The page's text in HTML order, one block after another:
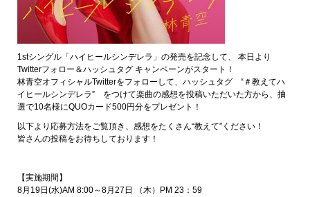
1stシングル「ハイヒールシンデレラ」の発売を記念して、 本日より
Twitterフォロー＆ハッシュタグ キャンペーンがスタート！
林青空オフィシャルTwitterをフォローして、ハッシュタグ “＃教えてハ
イヒールシンデレラ” をつけて楽曲の感想を投稿いただいた方から、抽
選で10名様にQUOカード500円分をプレゼント！
以下より応募方法をご覧頂き、感想をたくさん“教えて”ください！
皆さんの投稿をお待ちしております！
【実施期間】
8月19日(水)AM 8:00～8月27日 （木）PM 23：59